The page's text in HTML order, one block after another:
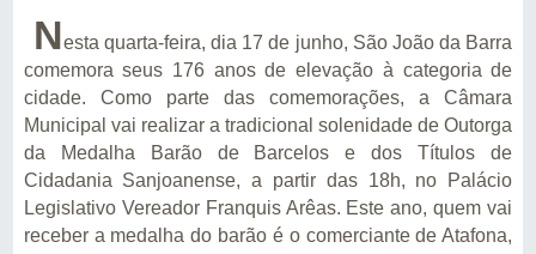
Nesta quarta-feira, dia 17 de junho, São João da Barra
comemora seus 176 anos de elevação à categoria de
cidade. Como parte das comemorações, a Câmara
Municipal vai realizar a tradicional solenidade de Outorga
da Medalha Barão de Barcelos e dos Títulos de
Cidadania Sanjoanense, a partir das 18h, no Palácio
Legislativo Vereador Franquis Arêas. Este ano, quem vai
receber a medalha do barão é o comerciante de Atafona,